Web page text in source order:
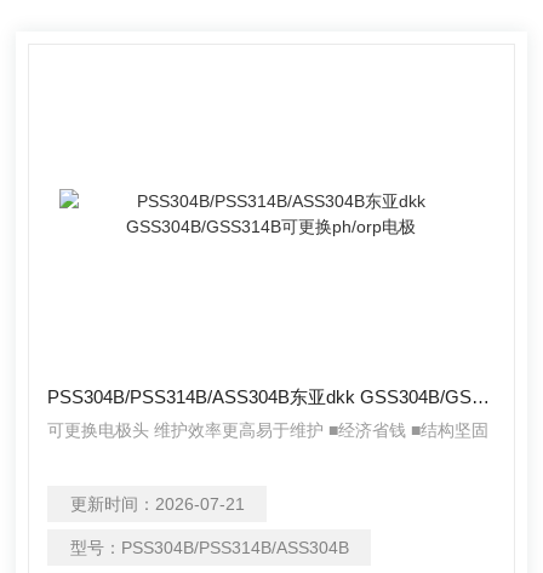
PSS304B/PSS314B/ASS304B东亚dkk GSS304B/GSS314B可更换ph/orp电极
可更换电极头 维护效率更高易于维护 ■经济省钱 ■结构坚固
更新时间： 2026-07-21
型号： PSS304B/PSS314B/ASS304B